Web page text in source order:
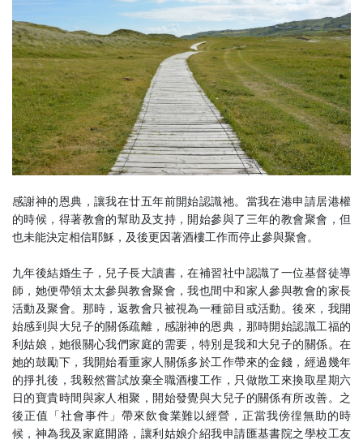
感謝神的恩典，讓我在廿五年前開始認識祂。當我在港申請居港權
的時候，得著教會的幫助及支持，開始參與了三年的教會聚會，但
也未能決定相信耶穌，及後更因著酒樓工作而停止參與聚會。
九年後結婚生子，兒子長大讀書，在補習社中認識了一位基督徒導
師，她便帶領太太參與教會聚會，我也間中和家人參與教會的家長
活動及聚會。那時，返教會只被視為一種節目或活動。後來，我開
始感到與大兒子的關係疏離，感謝神的恩典，那時開始認識工福的
利姑娘，她很關心我們家庭的需要，特別是我和大兒子的關係。在
她的鼓勵下，我開始看重家人關係多於工作帶來的金錢，經過幾年
的掙扎後，我毅然嘗試放棄全職酒樓工作，只做散工來換取星期六
日的寶貴時間與家人相聚，開始發覺與大兒子的關係有所改善。之
後正值「社會事件」帶來飲食業難以經營，正當我傍徨無助的時
候，神為我及家庭開路，讓利姑娘介紹我申請匯基書院之學校工友